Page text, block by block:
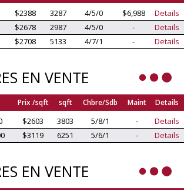
$2388 3287 4/5/0 $6,988
Details
$2678 2987 4/5/0 -
Details
$2708 5133 4/7/1 - Details
EN VENTE
Prix /sqft sqft Chbre/Sdb Maint Details
$2603 3803 5/8/1 -
Details
$3119 6251 5/6/1 - Details
EN VENTE